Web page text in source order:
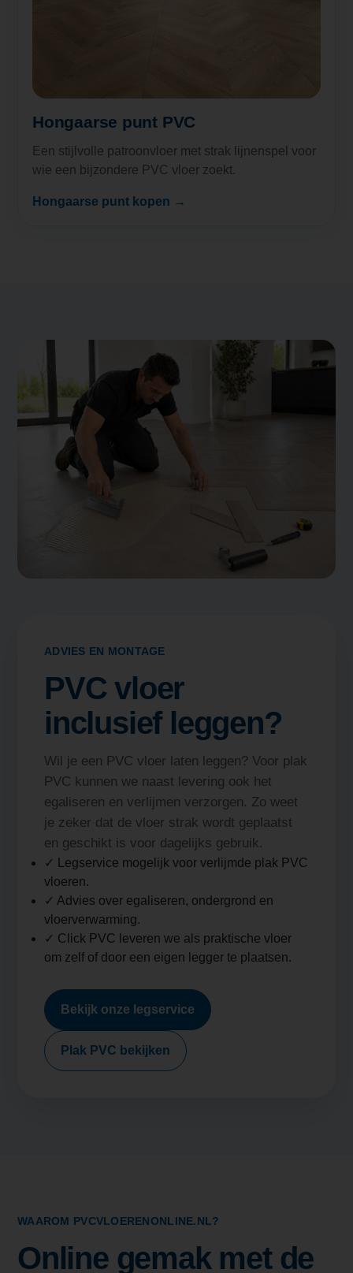
Hongaarse punt PVC
Een stijlvolle patroonvloer met strak lijnenspel voor
wie een bijzondere PVC vloer zoekt.
Hongaarse punt kopen →
ADVIES EN MONTAGE
PVC vloer
inclusief leggen?
Wil je een PVC vloer laten leggen? Voor plak
PVC kunnen we naast levering ook het
egaliseren en verlijmen verzorgen. Zo weet
je zeker dat de vloer strak wordt geplaatst
en geschikt is voor dagelijks gebruik.
✓ Legservice mogelijk voor verlijmde plak PVC
vloeren.
✓ Advies over egaliseren, ondergrond en
vloerverwarming.
✓ Click PVC leveren we als praktische vloer
om zelf of door een eigen legger te plaatsen.
Bekijk onze legservice
Plak PVC bekijken
WAAROM PVCVLOERENONLINE.NL?
Online gemak met de